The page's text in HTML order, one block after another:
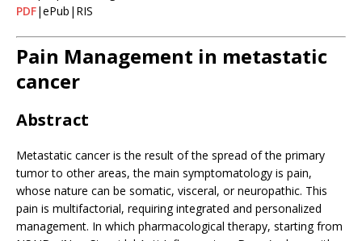
PDF|ePub|RIS
Pain Management in metastatic
cancer
Abstract
Metastatic cancer is the result of the spread of the primary
tumor to other areas, the main symptomatology is pain,
whose nature can be somatic, visceral, or neuropathic. This
pain is multifactorial, requiring integrated and personalized
management. In which pharmacological therapy, starting from